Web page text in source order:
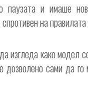
паузата и имаше
спротивен на
изгледа како модел
сами да го